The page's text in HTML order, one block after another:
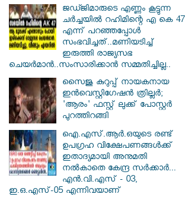
ജഡ്ജിമാരുടെ എണ്ണം കൂട്ടുന്ന
ചർച്ചയിൽ റഹിമിന്റെ എ കെ 47
എന്ന് പറഞ്ഞപ്പോൾ
സംഭവിച്ചത്..മണിയടിച്ച്
ഇരുത്തി രാജ്യസഭ
ചെയർമാൻ..സംസാരിക്കാൻ സമ്മതിച്ചില്ല..
സൈജു കുറുപ്പ് നായകനായ
ഇൻവെസ്റ്റിഗേഷൻ ത്രില്ലർ;
'ആരം' ഫസ്റ്റ് ലുക്ക് പോസ്റ്റർ
പുറത്തിറങ്ങി
ഐ.എസ്.ആർ.ഒയുടെ രണ്ട്
ഉപഗ്രഹ വിക്ഷേപണങ്ങൾക്ക്
ഇതാദ്യമായി അനുമതി
നൽകാതെ കേന്ദ്ര സർക്കാർ...
എൻ.വി.എസ് - 03,
ഇ.ഒ.എസ്-05 എന്നിവയാണ്